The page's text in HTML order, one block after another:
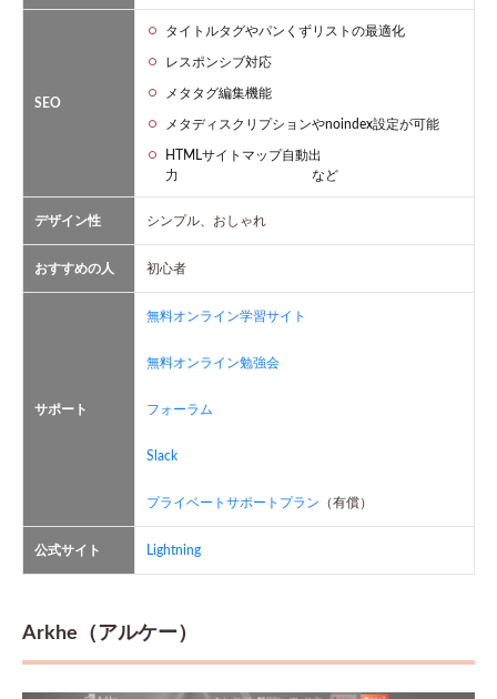
SEO
タイトルタグやパンくずリストの最適化
レスポンシブ対応
メタタグ編集機能
メタディスクリプションやnoindex設定が可能
HTMLサイトマップ自動出
力 など
デザイン性 シンプル、おしゃれ
おすすめの人 初心者
サポート
無料オンライン学習サイト
無料オンライン勉強会
フォーラム
Slack
プライベートサポートプラン （有償）
公式サイト Lightning
Arkhe（アルケー）